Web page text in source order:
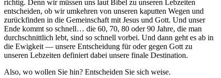
richtig. Denn wir müssen uns laut Bibel zu unseren Lebzeiten
entscheiden, ob wir umkehren von unseren kaputten Wegen und
zurückfinden in die Gemeinschaft mit Jesus und Gott. Und unser
Ende kommt so schnell… die 60, 70, 80 oder 90 Jahre, die man
durchschnittlich lebt, sind so schnell vorbei. Und dann geht es ab in
die Ewigkeit — unsere Entscheidung für oder gegen Gott zu
unseren Lebzeiten definiert dabei unsere finale Destination.
Also, wo wollen Sie hin? Entscheiden Sie sich weise.